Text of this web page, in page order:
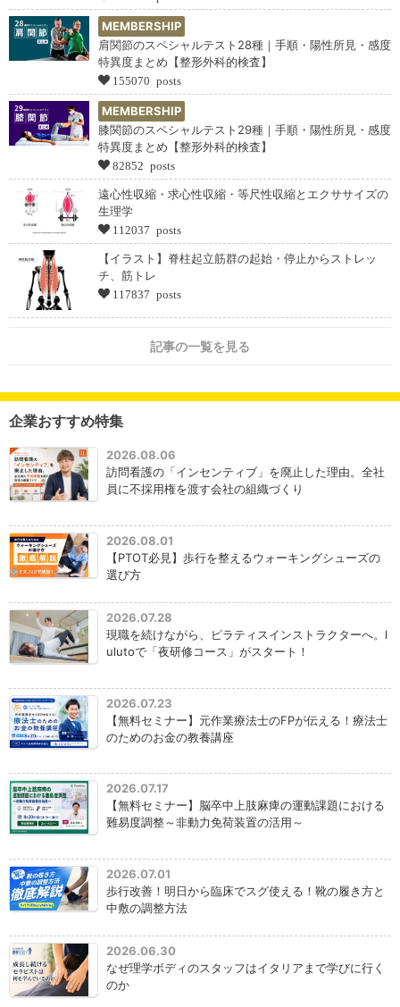
MEMBERSHIP
肩関節のスペシャルテスト28種｜手順・陽性所見・感度
特異度まとめ【整形外科的検査】
155070 posts
MEMBERSHIP
膝関節のスペシャルテスト29種｜手順・陽性所見・感度
特異度まとめ【整形外科的検査】
82852 posts
遠心性収縮・求心性収縮・等尺性収縮とエクササイズの
生理学
112037 posts
【イラスト】脊柱起立筋群の起始・停止からストレッ
チ、筋トレ
117837 posts
記事の一覧を見る
企業おすすめ特集
2026.08.06
訪問看護の「インセンティブ」を廃止した理由。全社
員に不採用権を渡す会社の組織づくり
2026.08.01
【PTOT必見】歩行を整えるウォーキングシューズの
選び方
2026.07.28
現職を続けながら、ピラティスインストラクターへ。l
ulutoで「夜研修コース」がスタート！
2026.07.23
【無料セミナー】元作業療法士のFPが伝える！療法士
のためのお金の教養講座
2026.07.17
【無料セミナー】脳卒中上肢麻痺の運動課題における
難易度調整～非動力免荷装置の活用～
2026.07.01
歩行改善！明日から臨床でスグ使える！靴の履き方と
中敷の調整方法
2026.06.30
なぜ理学ボディのスタッフはイタリアまで学びに行く
のか